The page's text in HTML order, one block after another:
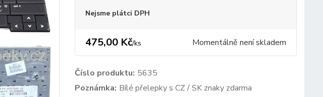
Nejsme plátci DPH
475,00 Kč/ks Momentálně není skladem
Číslo produktu: 5635
Poznámka: Bílé přelepky s CZ / SK znaky zdarma